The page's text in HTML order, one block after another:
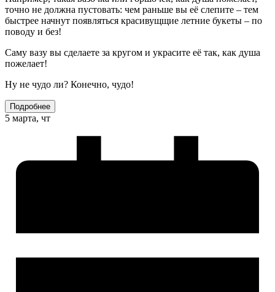
точно не должна пустовать: чем раньше вы её слепите – тем
быстрее начнут появляться красивущщие летние букеты – по
поводу и без!
Саму вазу вы сделаете за кругом и украсите её так, как душа
пожелает!
Ну не чудо ли? Конечно, чудо!
Подробнее
5 марта, чт